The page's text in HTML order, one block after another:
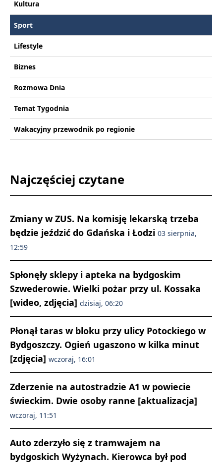
Kultura
Sport
Lifestyle
Biznes
Rozmowa Dnia
Temat Tygodnia
Wakacyjny przewodnik po regionie
Najczęściej czytane
Zmiany w ZUS. Na komisję lekarską trzeba
będzie jeździć do Gdańska i Łodzi 03 sierpnia,
12:59
Spłonęły sklepy i apteka na bydgoskim
Szwederowie. Wielki pożar przy ul. Kossaka
[wideo, zdjęcia] dzisiaj, 06:20
Płonął taras w bloku przy ulicy Potockiego w
Bydgoszczy. Ogień ugaszono w kilka minut
[zdjęcia] wczoraj, 16:01
Zderzenie na autostradzie A1 w powiecie
świeckim. Dwie osoby ranne [aktualizacja]
wczoraj, 11:51
Auto zderzyło się z tramwajem na
bydgoskich Wyżynach. Kierowca był pod